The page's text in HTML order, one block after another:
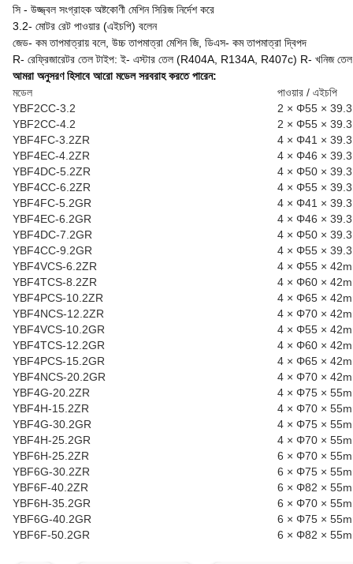
সি - উজ্জ্বল সংগ্রাহক অষ্টকোণী মেশিন সিরিজ নির্দেশ করে
3.2- মোটর রেট পাওয়ার (এইচপি) বলেন
জেড- কম তাপমাত্রায় বলে, উচ্চ তাপমাত্রা মেশিন জি, ডিএস- কম তাপমাত্রা দ্বিপদ
R- রেফ্রিজারেটর তেল টাইপ: ই- এস্টার তেল (R404A, R134A, R407c) R- খনিজ
আমরা অনুসরণ হিসাবে আরো মডেল সরবরাহ করতে পারেন:
মডেল
পাওয়ার / এইচপি
YBF2CC-3.2
2 × Φ55 ×
YBF2CC-4.2
2 × Φ55 ×
YBF4FC-3.2ZR
4 × Φ41 ×
YBF4EC-4.2ZR
4 × Φ46 ×
YBF4DC-5.2ZR
4 × Φ50 ×
YBF4CC-6.2ZR
4 × Φ55 ×
YBF4FC-5.2GR
4 × Φ41 ×
YBF4EC-6.2GR
4 × Φ46 ×
YBF4DC-7.2GR
4 × Φ50 ×
YBF4CC-9.2GR
4 × Φ55 ×
YBF4VCS-6.2ZR
4 × Φ55 ×
YBF4TCS-8.2ZR
4 × Φ60 ×
YBF4PCS-10.2ZR
4 × Φ65 ×
YBF4NCS-12.2ZR
4 × Φ70 ×
YBF4VCS-10.2GR
4 × Φ55 ×
YBF4TCS-12.2GR
4 × Φ60 ×
YBF4PCS-15.2GR
4 × Φ65 ×
YBF4NCS-20.2GR
4 × Φ70 ×
YBF4G-20.2ZR
4 × Φ75 ×
YBF4H-15.2ZR
4 × Φ70 ×
YBF4G-30.2GR
4 × Φ75 ×
YBF4H-25.2GR
4 × Φ70 ×
YBF6H-25.2ZR
6 × Φ70 ×
YBF6G-30.2ZR
6 × Φ75 ×
YBF6F-40.2ZR
6 × Φ82 ×
YBF6H-35.2GR
6 × Φ70 ×
YBF6G-40.2GR
6 × Φ75 ×
YBF6F-50.2GR
6 × Φ82 ×